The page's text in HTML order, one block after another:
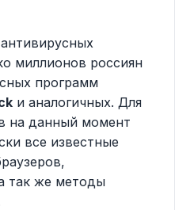
миллионов россиян
программ
и аналогичных. Для
на данный момент
все известные
так же методы